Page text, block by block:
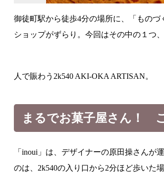
御徒町駅から徒歩4分の場所に、「もの
ショップがずらり。今回はその中の１つ
人で賑わう2k540 AKI-OKA ARTISAN。
まるでお菓子屋さん！
「inoui」は、デザイナーの原田操さんが
のは、2k540の入り口から2分ほど歩いた